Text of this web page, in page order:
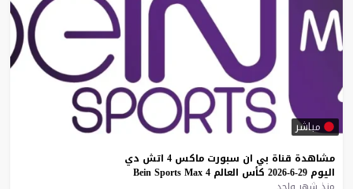
مباشر
مشاهدة قناة بي ان سبورت ماكس 4 اتش دي
اليوم 29-6-2026 كأس العالم Bein Sports Max 4